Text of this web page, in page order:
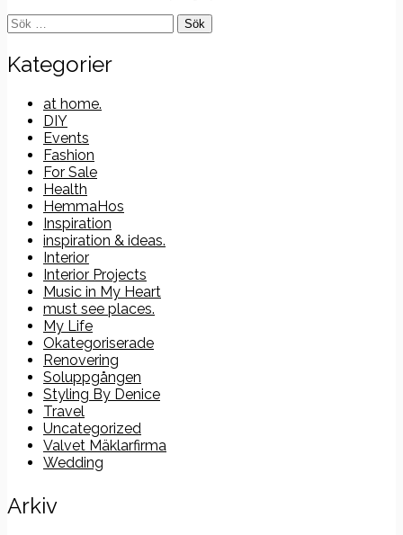
Sök
efter:
Kategorier
at home.
DIY
Events
Fashion
For Sale
Health
HemmaHos
Inspiration
inspiration & ideas.
Interior
Interior Projects
Music in My Heart
must see places.
My Life
Okategoriserade
Renovering
Soluppgången
Styling By Denice
Travel
Uncategorized
Valvet Mäklarfirma
Wedding
Arkiv